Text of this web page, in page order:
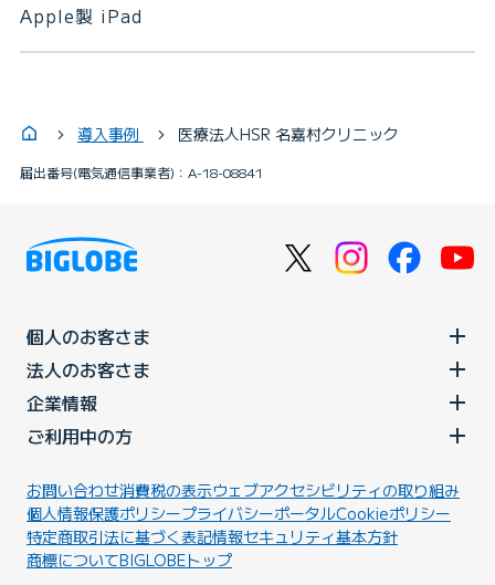
Apple‎製 iPad
導入事例 医療法人HSR 名嘉村クリニック
届出番号(電気通信事業者)：A-18-08841
個人のお客さま
法人のお客さま
企業情報
ご利用中の方
お問い合わせ消費税の表示ウェブアクセシビリティの取り組み
個人情報保護ポリシープライバシーポータルCookieポリシー
特定商取引法に基づく表記情報セキュリティ基本方針
商標についてBIGLOBEトップ